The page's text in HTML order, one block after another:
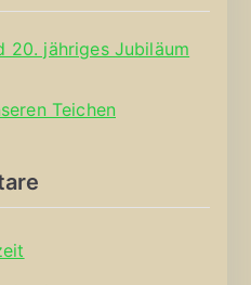
20. jähriges Jubiläum
Teichen